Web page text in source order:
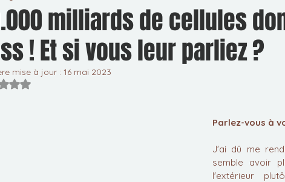
milliards de cellules
! Et si vous leur parliez ?
mise à jour : 16 mai 2023
Noté NaN étoiles sur 5.
Parlez-vous à
J'ai dû me
semble avoir
l'extérieur